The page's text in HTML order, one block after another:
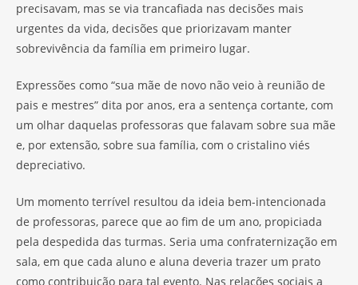
precisavam, mas se via trancafiada nas decisões mais
urgentes da vida, decisões que priorizavam manter
sobrevivência da família em primeiro lugar.
Expressões como “sua mãe de novo não veio à reunião de
pais e mestres” dita por anos, era a sentença cortante, com
um olhar daquelas professoras que falavam sobre sua mãe
e, por extensão, sobre sua família, com o cristalino viés
depreciativo.
Um momento terrível resultou da ideia bem-intencionada
de professoras, parece que ao fim de um ano, propiciada
pela despedida das turmas. Seria uma confraternização em
sala, em que cada aluno e aluna deveria trazer um prato
como contribuição para tal evento. Nas relações sociais a